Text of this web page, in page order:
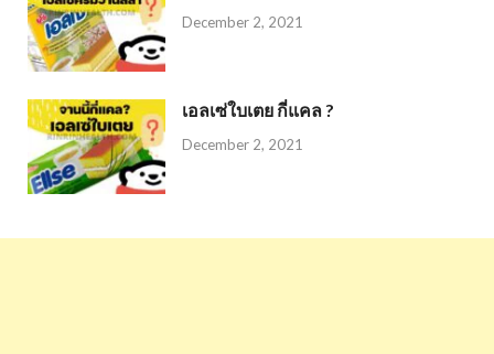
December 2, 2021
เอลเซ่ใบเตย กี่แคล ?
December 2, 2021